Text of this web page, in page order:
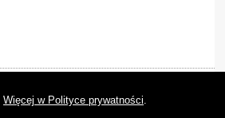
Więcej w Polityce prywatności.